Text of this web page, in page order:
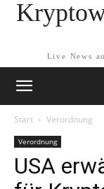
Live News
Start Verordnung
Verordnung
USA